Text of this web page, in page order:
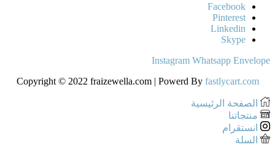
Facebook
Pinterest
Linkedin
Skype
Instagram Whatsapp Envelope
Copyright © 2022 fraizewella.com | Powerd By fastlycart.com
الصفحة الرئيسية
منتجاتنا
انستقرام
السلة